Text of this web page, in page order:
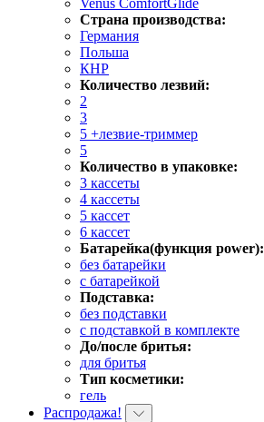
Venus ComfortGlide
Страна производства:
Германия
Польша
КНР
Количество лезвий:
2
3
5 +лезвие-триммер
5
Количество в упаковке:
3 кассеты
4 кассеты
5 кассет
6 кассет
Батарейка(функция power):
без батарейки
с батарейкой
Подставка:
без подставки
с подставкой в комплекте
До/после бритья:
для бритья
Тип косметики:
гель
Распродажа!